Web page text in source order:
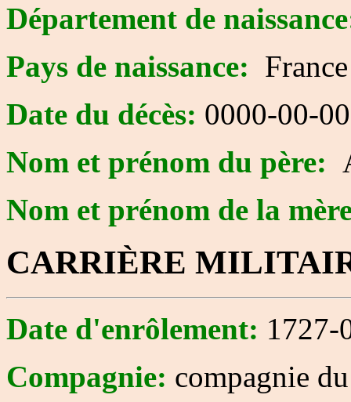
Département de
Pays de naissance: France
Date du décès: 0000-00-00
Nom et prénom du père:
Nom et prénom de la
CARRIÈRE
Date d'enrôlement: 1727-
Compagnie: compagnie